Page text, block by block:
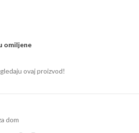
omiljene
ovaj proizvod!
dom